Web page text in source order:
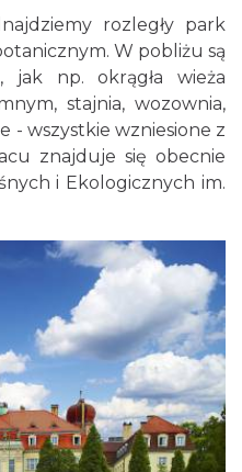
rozległy park
W pobliżu są
jak np. okrągła wieża
stajnia, wozownia,
- wszystkie wzniesione z
znajduje się obecnie
i Ekologicznych im.